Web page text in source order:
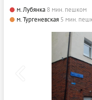
м. Лубянка 8 мин. пешком
м. Тургеневская 5 мин.